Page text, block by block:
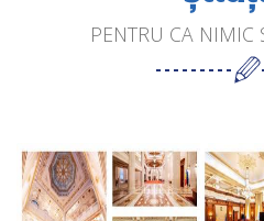
PENTRU CA NIMIC